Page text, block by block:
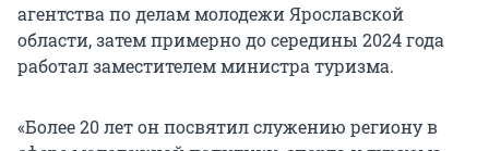
агентства по делам молодежи Ярославской
области, затем примерно до середины 2024 года
работал заместителем министра туризма.
«Более 20 лет он посвятил служению региону в